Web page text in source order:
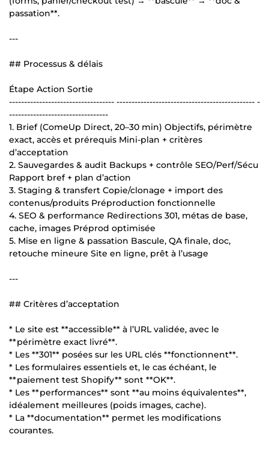
passation**.
---
## Processus & délais
Étape Action Sortie
----------------------------------- ---------------------------------------------- -
---------------------------------
1. Brief (ComeUp Direct, 20–30 min) Objectifs, périmètre
exact, accès et prérequis Mini-plan + critères
d’acceptation
2. Sauvegardes & audit Backups + contrôle SEO/Perf/Sécu
Rapport bref + plan d’action
3. Staging & transfert Copie/clonage + import des
contenus/produits Préproduction fonctionnelle
4. SEO & performance Redirections 301, métas de base,
cache, images Préprod optimisée
5. Mise en ligne & passation Bascule, QA finale, doc,
retouche mineure Site en ligne, prêt à l’usage
---
## Critères d’acceptation
* Le site est **accessible** à l’URL validée, avec le
**périmètre exact livré**.
* Les **301** posées sur les URL clés **fonctionnent**.
* Les formulaires essentiels et, le cas échéant, le
**paiement test Shopify** sont **OK**.
* Les **performances** sont **au moins équivalentes**,
idéalement meilleures (poids images, cache).
* La **documentation** permet les modifications
courantes.